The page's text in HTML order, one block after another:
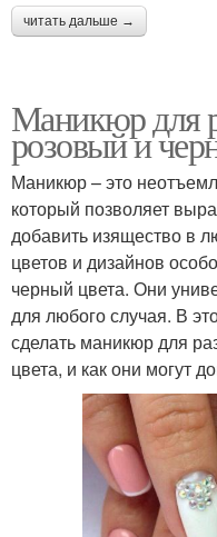
читать дальше →
Маникюр для
розовый и
Маникюр – это
который позволяет
добавить изящество в
цветов и дизайнов
черный цвета. Они
для любого случая. В
сделать маникюр для
цвета, и как они могут